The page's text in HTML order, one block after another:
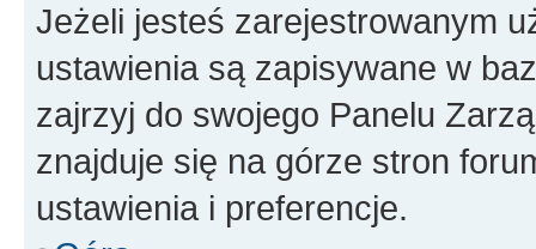
Jeżeli jesteś zarejestrowanym
ustawienia są zapisywane w
zajrzyj do swojego Panelu
znajduje się na górze stron
ustawienia i preferencje.